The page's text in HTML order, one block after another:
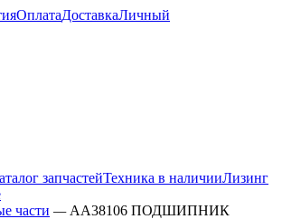
ОплатаДоставкаЛичный
запчастейТехника в наличииЛизинг
части — AA38106 ПОДШИПНИК